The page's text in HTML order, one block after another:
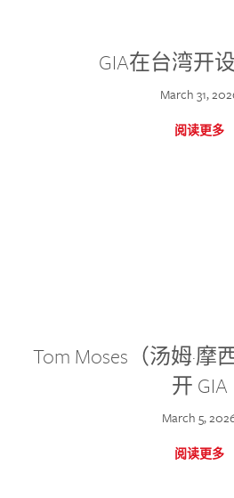
GIA在台湾开
March 31,
阅读更多
Tom Moses（汤姆·
开 GIA
March 5,
阅读更多